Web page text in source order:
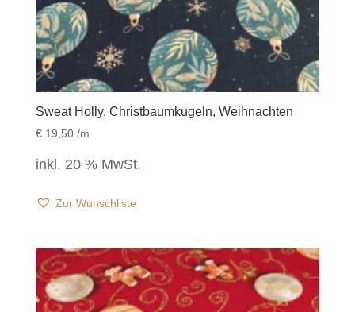
Sweat Holly, Christbaumkugeln, Weihnachten
€19,50/m
inkl. 20 % MwSt.
Zur Wunschliste